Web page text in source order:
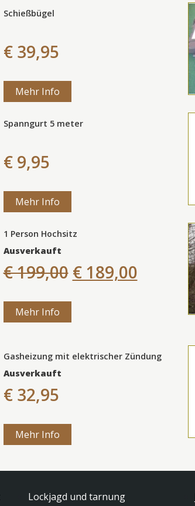
Schießbügel
€ 39,95
Mehr Info
Spanngurt 5 meter
€ 9,95
Mehr Info
1 Person Hochsitz
Ausverkauft
€ 199,00 € 189,00
Mehr Info
Gasheizung mit elektrischer Zündung
Ausverkauft
€ 32,95
Mehr Info
Lockjagd und tarnung